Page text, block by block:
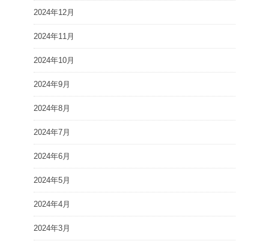
2024年12月
2024年11月
2024年10月
2024年9月
2024年8月
2024年7月
2024年6月
2024年5月
2024年4月
2024年3月